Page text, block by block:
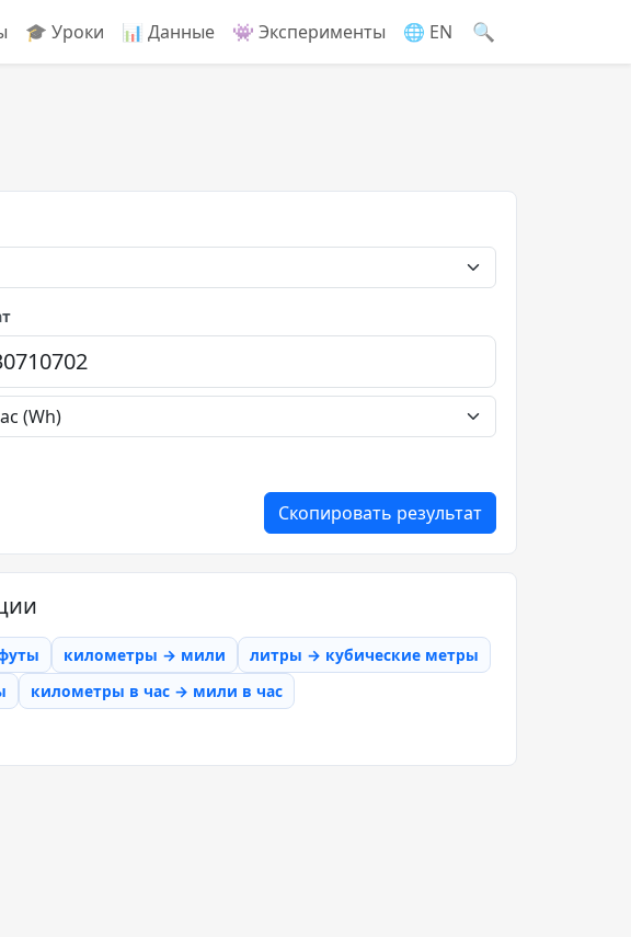
🔍
🎓 Уроки 📊 Данные 👾 Эксперименты 🌐 EN
Скопировать результат
километры → мили
литры → кубические метры
километры в час → мили в час